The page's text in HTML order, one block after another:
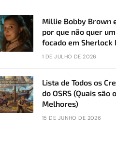
Millie Bobby Brown
por que não quer
focado em Sherlock
1 DE JULHO DE 2026
Lista de Todos os
do OSRS (Quais são
Melhores)
15 DE JUNHO DE 2026